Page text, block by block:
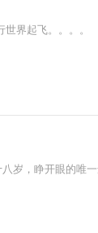
界起飞。。。。
岁，睁开眼的唯